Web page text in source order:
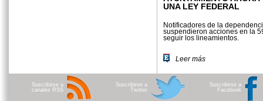
UNA LEY FEDERAL
Notificadores de la
suspendieron acciones en la
seguir los lineamientos.
Leer más
Suscribirse a
canales RSS
Suscribirse a
Twitter
Suscribirse a
Facebook